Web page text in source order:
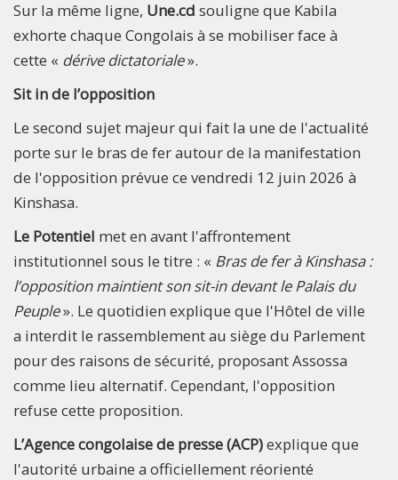
Sur la même ligne, Une.cd souligne que Kabila
exhorte chaque Congolais à se mobiliser face à
cette « dérive dictatoriale».
Sit in de l’opposition
Le second sujet majeur qui fait la une de l'actualité
porte sur le bras de fer autour de la manifestation
de l'opposition prévue ce vendredi 12 juin 2026 à
Kinshasa.
Le Potentiel met en avant l'affrontement
institutionnel sous le titre : « Bras de fer à Kinshasa :
l’opposition maintient son sit-in devant le Palais du
Peuple». Le quotidien explique que l'Hôtel de ville
a interdit le rassemblement au siège du Parlement
pour des raisons de sécurité, proposant Assossa
comme lieu alternatif. Cependant, l'opposition
refuse cette proposition.
L’Agence congolaise de presse (ACP)explique que
l'autorité urbaine a officiellement réorienté